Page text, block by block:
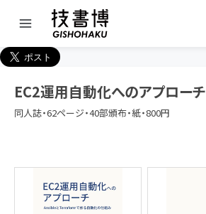
EC2運用自動化へのアプローチ
同人誌・62ページ・40部頒布・紙・800円